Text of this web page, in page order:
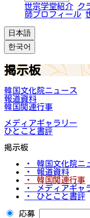
世宗学堂紹介 ク
師プロフィール
日本語
한국어
掲示板
韓国文化院ニュース
報道資料
韓国関連行事
メディアギャラリー
ひとこと書評
掲示板
・ 韓国文化院ニ
・ 報道資料
・ 韓国関連行事
・ メディアギャ
・ ひとこと書評
応募